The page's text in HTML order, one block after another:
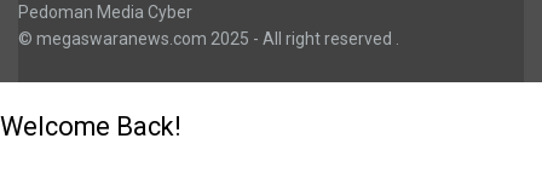
Pedoman Media Cyber
© megaswaranews.com 2025 - All right reserved .
Welcome Back!